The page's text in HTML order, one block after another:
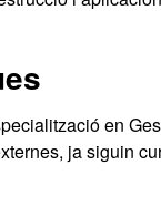
en
ja siguin